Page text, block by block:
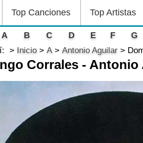
Top Canciones Top Artistas
A B C D E F G
Inicio A Antonio Aguilar
Corrales - Antonio